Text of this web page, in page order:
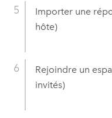
Importer une
hôte)
Rejoindre un
invités)